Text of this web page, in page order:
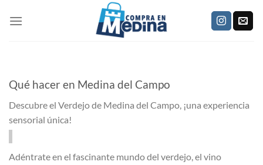
Qué hacer en Medina del Campo
Descubre el Verdejo de Medina del Campo, ¡una experiencia
sensorial única!
Adéntrate en el fascinante mundo del verdejo, el vino